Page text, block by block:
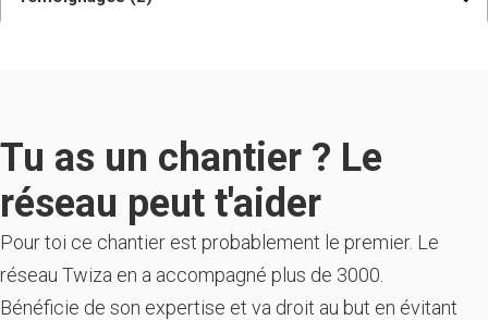
N'hésitez pas à nous contacter pour en discuter.. et
peut être nous rejoindre.
Tu as un chantier ? Le
réseau peut t'aider
Pour toi ce chantier est probablement le premier. Le
réseau Twiza en a accompagné plus de 3000.
Bénéficie de son expertise et va droit au but en évitant